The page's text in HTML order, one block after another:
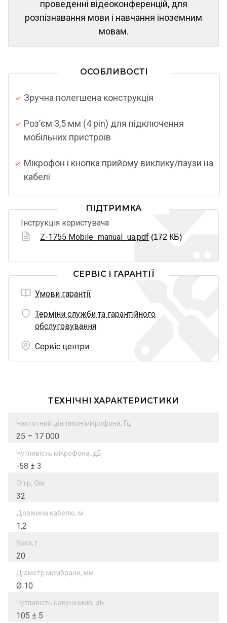
проведенні відеоконференцій, для
розпізнавання мови і навчання іноземним
мовам.
ОСОБЛИВОСТІ
Зручна полегшена конструкція
Роз’єм 3,5 мм (4 pin) для підключення
мобільних пристроїв
Мікрофон і кнопка прийому виклику/паузи на
кабелі
ПІДТРИМКА
Інструкція користувача
Z-1755 Mobile_manual_ua.pdf (172 КБ)
СЕРВІС І ГАРАНТІЇ
Умови гарантії
Терміни служби та гарантійного
обслуговування
Сервіс центри
ТЕХНІЧНІ ХАРАКТЕРИСТИКИ
Частотний діапазон мікрофона, Гц
25 – 17 000
Чутливість мікрофона, дБ
-58 ± 3
Опір, Ом
32
Довжина кабелю, м
1,2
Вага, г
20
Діаметр мембрани, мм
Ø 10
Чутливість навушників, дБ
105 ± 5